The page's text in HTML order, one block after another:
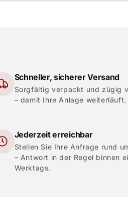
Schneller, sicherer Versand
Sorgfältig verpackt und zügig
– damit Ihre Anlage weiterläuft.
Jederzeit erreichbar
Stellen Sie Ihre Anfrage rund
– Antwort in der Regel binnen
Werktags.